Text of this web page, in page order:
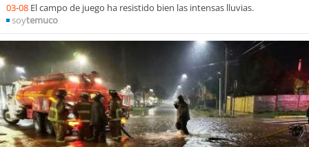
03-08 El campo de juego ha resistido bien las intensas lluvias.
soytemuco